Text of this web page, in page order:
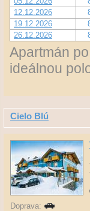
12.12.2026
19.12.2026
26.12.2026
Apartmán
ideálnou
Cielo Blú
Doprava: